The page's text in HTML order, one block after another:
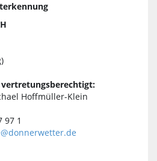
Hoffmüller-Klein
97 1